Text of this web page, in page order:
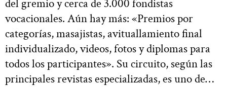
del gremio y cerca de 3.000 fondistas
vocacionales. Aún hay más: «Premios por
categorías, masajistas, avituallamiento final
individualizado, videos, fotos y diplomas para
todos los participantes». Su circuito, según las
principales revistas especializadas, es uno de…